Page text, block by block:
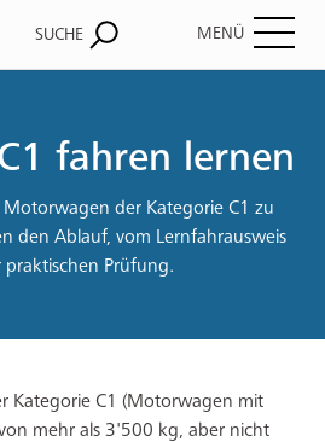
fahren lernen
der Kategorie C1 zu
den Ablauf, vom Lernfahrausweis
praktischen Prüfung.
Kategorie C1 (Motorwagen mit
mehr als 3'500 kg, aber nicht
SUCHE MENÜ